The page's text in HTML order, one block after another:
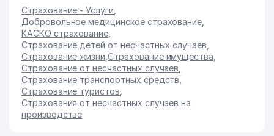
Страхование - Услуги
Добровольное медицинское страхование
КАСКО страхование
Страхование детей от несчастных случаев
Страхование жизни ,Страхование имущества
Страхование от несчастных случаев
Страхование транспортных средств
Страхование туристов
Страхования от несчастных случаев на
производстве